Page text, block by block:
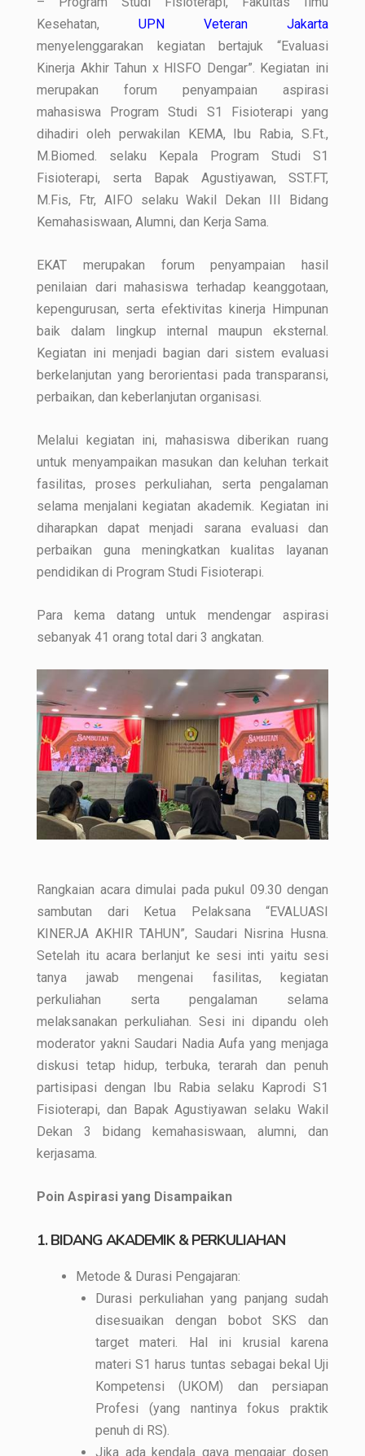
Kesehatan, UPN Veteran Jakarta
menyelenggarakan kegiatan bertajuk “Evaluasi
Kinerja Akhir Tahun x HISFO Dengar”. Kegiatan ini
merupakan forum penyampaian aspirasi
mahasiswa Program Studi S1 Fisioterapi yang
dihadiri oleh perwakilan KEMA, Ibu Rabia, S.Ft.,
M.Biomed. selaku Kepala Program Studi S1
Fisioterapi, serta Bapak Agustiyawan, SST.FT,
M.Fis, Ftr, AIFO selaku Wakil Dekan III Bidang
Kemahasiswaan, Alumni, dan Kerja Sama.
EKAT merupakan forum penyampaian hasil
penilaian dari mahasiswa terhadap keanggotaan,
kepengurusan, serta efektivitas kinerja Himpunan
baik dalam lingkup internal maupun eksternal.
Kegiatan ini menjadi bagian dari sistem evaluasi
berkelanjutan yang berorientasi pada transparansi,
perbaikan, dan keberlanjutan organisasi.
Melalui kegiatan ini, mahasiswa diberikan ruang
untuk menyampaikan masukan dan keluhan terkait
fasilitas, proses perkuliahan, serta pengalaman
selama menjalani kegiatan akademik. Kegiatan ini
diharapkan dapat menjadi sarana evaluasi dan
perbaikan guna meningkatkan kualitas layanan
pendidikan di Program Studi Fisioterapi.
Para kema datang untuk mendengar aspirasi
sebanyak 41 orang total dari 3 angkatan.
Rangkaian acara dimulai pada pukul 09.30 dengan
sambutan dari Ketua Pelaksana “EVALUASI
KINERJA AKHIR TAHUN”, Saudari Nisrina Husna.
Setelah itu acara berlanjut ke sesi inti yaitu sesi
tanya jawab mengenai fasilitas, kegiatan
perkuliahan serta pengalaman selama
melaksanakan perkuliahan. Sesi ini dipandu oleh
moderator yakni Saudari Nadia Aufa yang menjaga
diskusi tetap hidup, terbuka, terarah dan penuh
partisipasi dengan Ibu Rabia selaku Kaprodi S1
Fisioterapi, dan Bapak Agustiyawan selaku Wakil
Dekan 3 bidang kemahasiswaan, alumni, dan
kerjasama.
Poin Aspirasi yang Disampaikan
1. BIDANG AKADEMIK & PERKULIAHAN
Metode & Durasi Pengajaran:
Durasi perkuliahan yang panjang sudah
disesuaikan dengan bobot SKS dan
target materi. Hal ini krusial karena
materi S1 harus tuntas sebagai bekal Uji
Kompetensi (UKOM) dan persiapan
Profesi (yang nantinya fokus praktik
penuh di RS).
Jika ada kendala gaya mengajar dosen